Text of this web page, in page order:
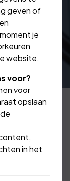
eigen
geven of
je
website.
voor?
voor
opslaan
in het